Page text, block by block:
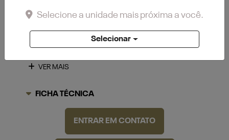
Grupo tecnológico de reboque
VER MAIS
FICHA TÉCNICA
ENTRAR EM CONTATO
Selecione a unidade mais próxima a você.
Selecionar